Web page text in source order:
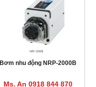
Bơm nhu động NRP-2000B
Ms. An 0918 844 870